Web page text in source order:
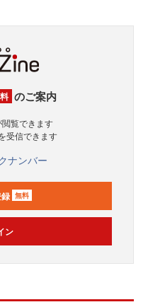
のご案内
閲覧できます
受信できます
ナンバー
無料
ン